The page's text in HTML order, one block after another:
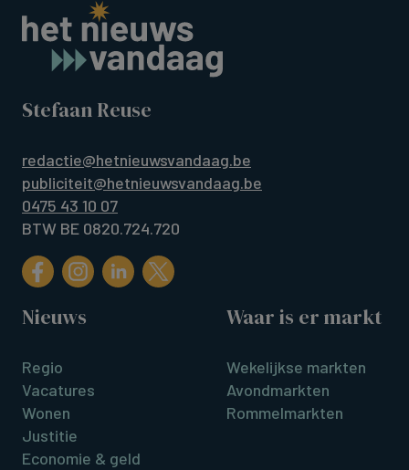
Stefaan Reuse
redactie@hetnieuwsvandaag.be
publiciteit@hetnieuwsvandaag.be
0475 43 10 07
BTW BE 0820.724.720
Nieuws
Regio
Vacatures
Wonen
Justitie
Economie & geld
Waar is er markt
Wekelijkse markten
Avondmarkten
Rommelmarkten